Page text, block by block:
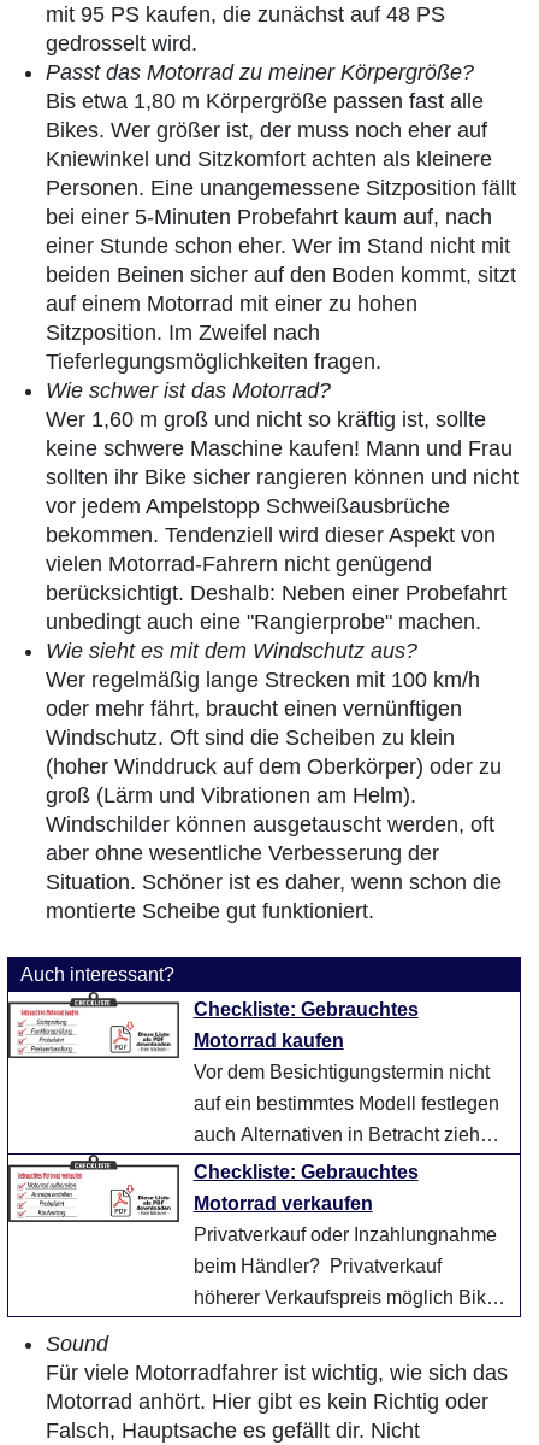
mit 95 PS kaufen, die zunächst auf 48 PS
gedrosselt wird.
Passt das Motorrad zu meiner Körpergröße?
Bis etwa 1,80 m Körpergröße passen fast alle
Bikes. Wer größer ist, der muss noch eher auf
Kniewinkel und Sitzkomfort achten als kleinere
Personen. Eine unangemessene Sitzposition fällt
bei einer 5-Minuten Probefahrt kaum auf, nach
einer Stunde schon eher. Wer im Stand nicht mit
beiden Beinen sicher auf den Boden kommt, sitzt
auf einem Motorrad mit einer zu hohen
Sitzposition. Im Zweifel nach
Tieferlegungsmöglichkeiten fragen.
Wie schwer ist das Motorrad?
Wer 1,60 m groß und nicht so kräftig ist, sollte
keine schwere Maschine kaufen! Mann und Frau
sollten ihr Bike sicher rangieren können und nicht
vor jedem Ampelstopp Schweißausbrüche
bekommen. Tendenziell wird dieser Aspekt von
vielen Motorrad-Fahrern nicht genügend
berücksichtigt. Deshalb: Neben einer Probefahrt
unbedingt auch eine "Rangierprobe" machen.
Wie sieht es mit dem Windschutz aus?
Wer regelmäßig lange Strecken mit 100 km/h
oder mehr fährt, braucht einen vernünftigen
Windschutz. Oft sind die Scheiben zu klein
(hoher Winddruck auf dem Oberkörper) oder zu
groß (Lärm und Vibrationen am Helm).
Windschilder können ausgetauscht werden, oft
aber ohne wesentliche Verbesserung der
Situation. Schöner ist es daher, wenn schon die
montierte Scheibe gut funktioniert.
Auch interessant?
Checkliste: Gebrauchtes
Motorrad kaufen
Vor dem Besichtigungstermin nicht
auf ein bestimmtes Modell festlegen
auch Alternativen in Betracht ziehen
Preislimit setzen (Preis für ein N ...
weiter
Checkliste: Gebrauchtes
Motorrad verkaufen
Privatverkauf oder Inzahlungnahme
beim Händler? Privatverkauf
höherer Verkaufspreis möglich Bike
Sound
Für viele Motorradfahrer ist wichtig, wie sich das
Motorrad anhört. Hier gibt es kein Richtig oder
Falsch, Hauptsache es gefällt dir. Nicht